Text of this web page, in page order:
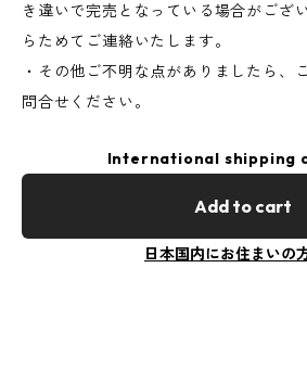
き違いで完売となっている場合がござ
らためてご連絡いたします。
・その他ご不明な点がありましたら、
問合せください。
International shipping
Add to cart
日本国内にお住まいの